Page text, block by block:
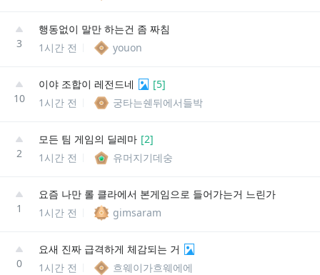
3
행동없이 말만 하는건 좀 짜침
1시간 전
youon
10
이야 조합이 레전드네 [5]
1시간 전
궁타는쉔뒤에서들박
2
모든 팀 게임의 딜레마 [2]
1시간 전
유머지기데숭
1
요즘 나만 롤 클라에서 본게임으로 들어가는거 느린가
1시간 전
gimsaram
0
요새 진짜 급격하게 체감되는 거
1시간 전
흐웨이가흐웨에에